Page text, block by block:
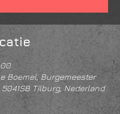
Boemel, Burgemeester
Tilburg, Nederland